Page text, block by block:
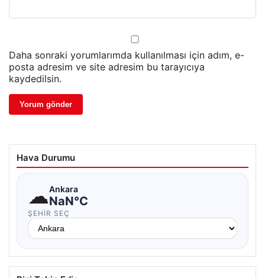
Daha sonraki yorumlarımda kullanılması için adım, e-
posta adresim ve site adresim bu tarayıcıya
kaydedilsin.
Hava Durumu
☁Ankara
NaN°C
ŞEHIR SEÇ